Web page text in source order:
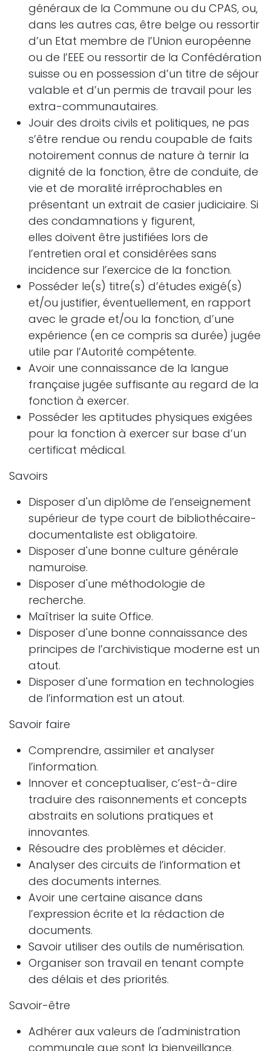
généraux de la Commune ou du CPAS, ou,
dans les autres cas, être belge ou ressortir
d’un Etat membre de l’Union européenne
ou de l’EEE ou ressortir de la Confédération
suisse ou en possession d’un titre de séjour
valable et d’un permis de travail pour les
extra-communautaires.
Jouir des droits civils et politiques, ne pas
s’être rendue ou rendu coupable de faits
notoirement connus de nature à ternir la
dignité de la fonction, être de conduite, de
vie et de moralité irréprochables en
présentant un extrait de casier judiciaire. Si
des condamnations y figurent,
elles doivent être justifiées lors de
l’entretien oral et considérées sans
incidence sur l’exercice de la fonction.
Posséder le(s) titre(s) d’études exigé(s)
et/ou justifier, éventuellement, en rapport
avec le grade et/ou la fonction, d’une
expérience (en ce compris sa durée) jugée
utile par l’Autorité compétente.
Avoir une connaissance de la langue
française jugée suffisante au regard de la
fonction à exercer.
Posséder les aptitudes physiques exigées
pour la fonction à exercer sur base d’un
certificat médical.
Savoirs
Disposer d'un diplôme de l’enseignement
supérieur de type court de bibliothécaire-
documentaliste est obligatoire.
Disposer d'une bonne culture générale
namuroise.
Disposer d'une méthodologie de
recherche.
Maîtriser la suite Office.
Disposer d'une bonne connaissance des
principes de l’archivistique moderne est un
atout.
Disposer d'une formation en technologies
de l’information est un atout.
Savoir faire
Comprendre, assimiler et analyser
l’information.
Innover et conceptualiser, c’est-à-dire
traduire des raisonnements et concepts
abstraits en solutions pratiques et
innovantes.
Résoudre des problèmes et décider.
Analyser des circuits de l’information et
des documents internes.
Avoir une certaine aisance dans
l’expression écrite et la rédaction de
documents.
Savoir utiliser des outils de numérisation.
Organiser son travail en tenant compte
des délais et des priorités.
Savoir-être
Adhérer aux valeurs de l'administration
communale que sont la bienveillance,